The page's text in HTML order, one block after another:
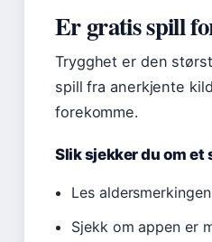
Er gratis spill
Trygghet er den
spill fra anerkjente
forekomme.
Slik sjekker du om et
Les
Sjekk om appen er